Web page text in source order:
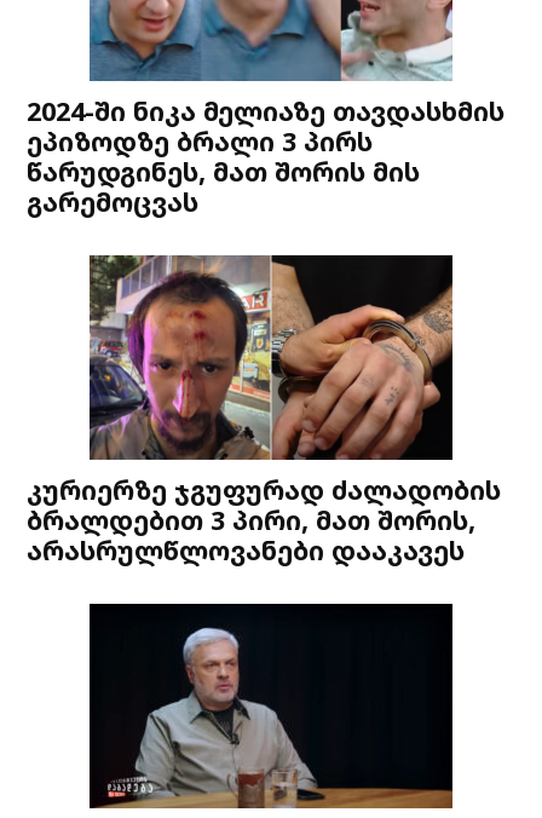
2024-ში ნიკა მელიაზე თავდასხმის
ეპიზოდზე ბრალი 3 პირს
წარუდგინეს, მათ შორის მის
გარემოცვას
კურიერზე ჯგუფურად ძალადობის
ბრალდებით 3 პირი, მათ შორის,
არასრულწლოვანები დააკავეს